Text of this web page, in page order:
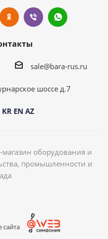
sale@bara-rus.ru
шоссе д.7
KR EN AZ
магазин оборудования и
промышленности и
сайта